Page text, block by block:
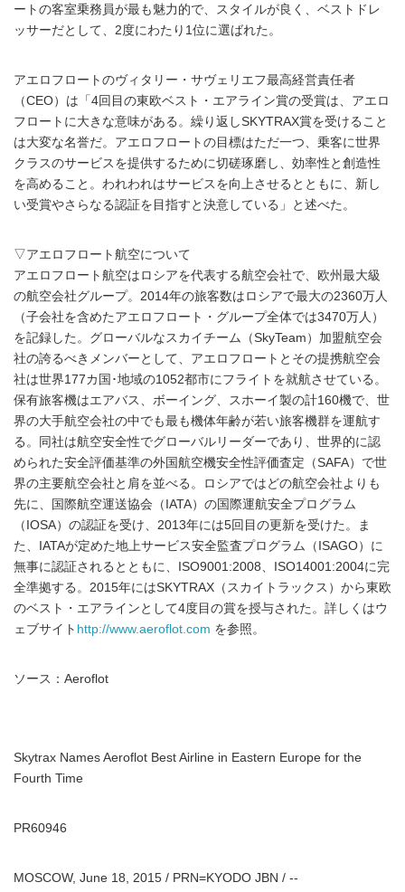
ートの客室乗務員が最も魅力的で、スタイルが良く、ベストドレ
ッサーだとして、2度にわたり1位に選ばれた。
アエロフロートのヴィタリー・サヴェリエフ最高経営責任者
（CEO）は「4回目の東欧ベスト・エアライン賞の受賞は、アエロ
フロートに大きな意味がある。繰り返しSKYTRAX賞を受けること
は大変な名誉だ。アエロフロートの目標はただ一つ、乗客に世界
クラスのサービスを提供するために切磋琢磨し、効率性と創造性
を高めること。われわれはサービスを向上させるとともに、新し
い受賞やさらなる認証を目指すと決意している」と述べた。
▽アエロフロート航空について
アエロフロート航空はロシアを代表する航空会社で、欧州最大級
の航空会社グループ。2014年の旅客数はロシアで最大の2360万人
（子会社を含めたアエロフロート・グループ全体では3470万人）
を記録した。グローバルなスカイチーム（SkyTeam）加盟航空会
社の誇るべきメンバーとして、アエロフロートとその提携航空会
社は世界177カ国･地域の1052都市にフライトを就航させている。
保有旅客機はエアバス、ボーイング、スホーイ製の計160機で、世
界の大手航空会社の中でも最も機体年齢が若い旅客機群を運航す
る。同社は航空安全性でグローバルリーダーであり、世界的に認
められた安全評価基準の外国航空機安全性評価査定（SAFA）で世
界の主要航空会社と肩を並べる。ロシアではどの航空会社よりも
先に、国際航空運送協会（IATA）の国際運航安全プログラム
（IOSA）の認証を受け、2013年には5回目の更新を受けた。ま
た、IATAが定めた地上サービス安全監査プログラム（ISAGO）に
無事に認証されるとともに、ISO9001:2008、ISO14001:2004に完
全準拠する。2015年にはSKYTRAX（スカイトラックス）から東欧
のベスト・エアラインとして4度目の賞を授与された。詳しくはウ
ェブサイト http://www.aeroflot.com を参照。
ソース：Aeroflot
Skytrax Names Aeroflot Best Airline in Eastern Europe for the
Fourth Time
PR60946
MOSCOW, June 18, 2015 / PRN=KYODO JBN / --